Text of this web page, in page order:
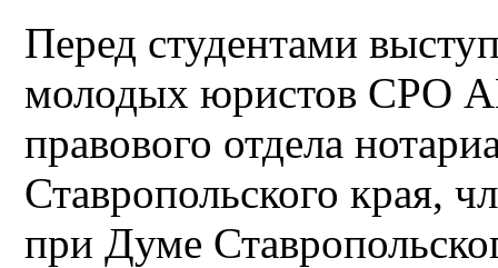
Перед студентами
молодых юристов СРО
правового отдела
Ставропольского края,
при Думе